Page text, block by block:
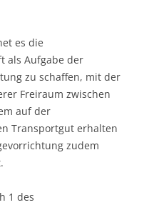
es die
als Aufgabe der
zu schaffen, mit der
Freiraum zwischen
auf der
Transportgut erhalten
zudem
1 des